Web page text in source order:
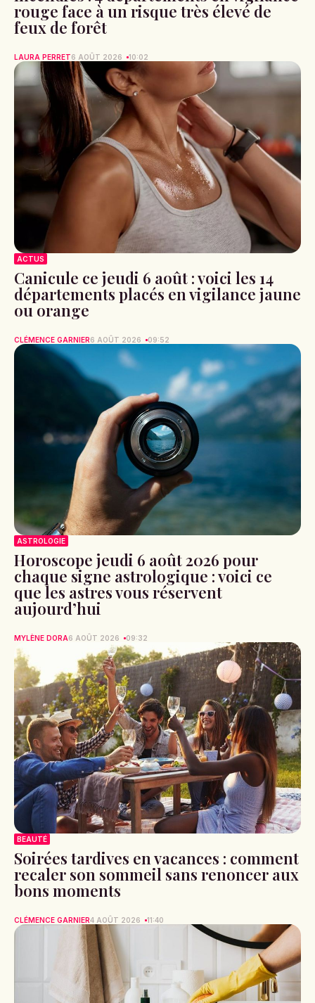
rouge face à un risque très élevé de
feux de forêt
LAURA PERRET6 AOÛT 2026 10:02
ACTUS
Canicule ce jeudi 6 août : voici les 14
départements placés en vigilance jaune
ou orange
CLÉMENCE GARNIER6 AOÛT 2026 09:52
ASTROLOGIE
Horoscope jeudi 6 août 2026 pour
chaque signe astrologique : voici ce
que les astres vous réservent
aujourd’hui
MYLÈNE DORA6 AOÛT 2026 09:32
BEAUTÉ
Soirées tardives en vacances : comment
recaler son sommeil sans renoncer aux
bons moments
CLÉMENCE GARNIER4 AOÛT 2026 11:40